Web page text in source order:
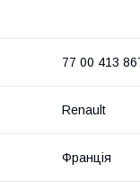
77 00 413
Renault
Франція